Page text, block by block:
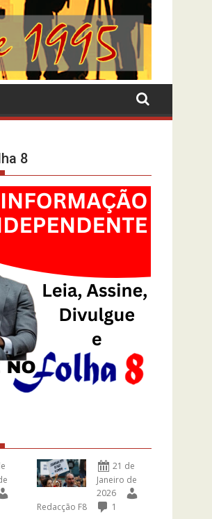
8
21 de
Janeiro de
2026
Redacção F8
1